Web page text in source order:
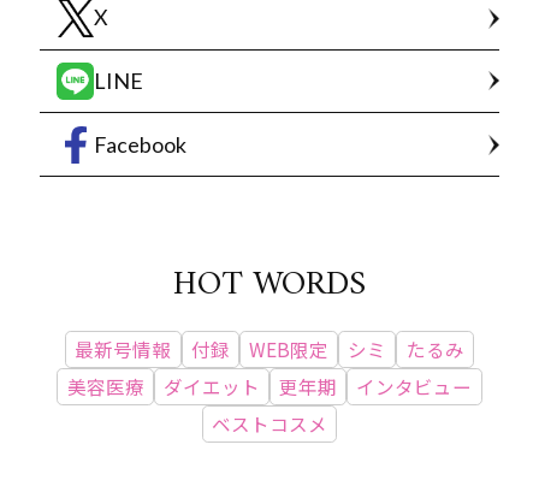
X
LINE
Facebook
HOT WORDS
最新号情報 付録 WEB限定 シミ
たるみ
美容医療
ダイエット 更年期
インタビュー
ベストコスメ